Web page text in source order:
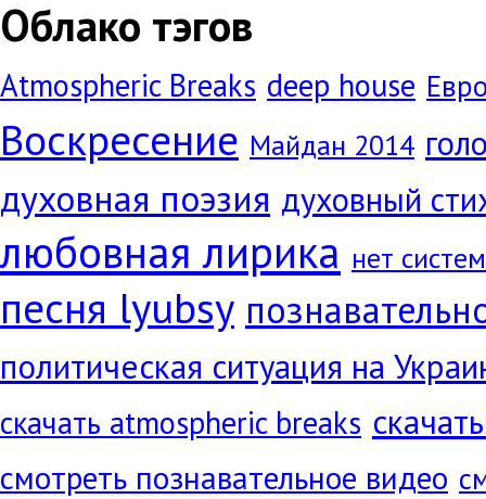
Облако тэгов
Atmospheric Breaks deep house
Воскресение Майдан 2014
духовная поэзия духовный
любовная лирика нет
песня lyubsy
политическая ситуация на
скачать atmospheric breaks
смотреть познавательное видео